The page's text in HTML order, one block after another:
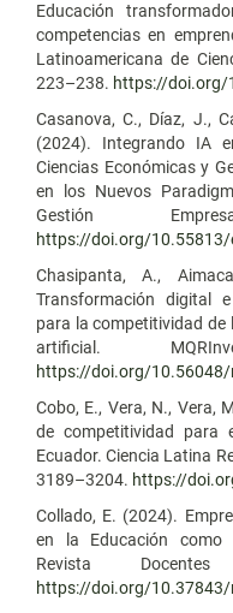
Educación
competencias en
Latinoamericana de
223–238. https://doi.org/
Casanova, C., Díaz, J.,
(2024). Integrando IA
Ciencias Económicas y
en los Nuevos
Gestión
https://doi.org/10.55813/
Chasipanta, A.,
Transformación digital
para la competitividad de
artificial.
https://doi.org/
Cobo, E., Vera, N., Vera,
de competitividad para
Ecuador. Ciencia Latina
3189–3204. https://
Collado, E. (2024).
en la Educación como
Revista
https://doi.org/